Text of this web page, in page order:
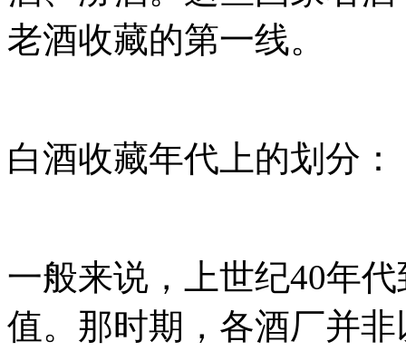
老酒收藏的第一线。
白酒收藏年代上的划分：
一般来说，上世纪40年
值。那时期，各酒厂并